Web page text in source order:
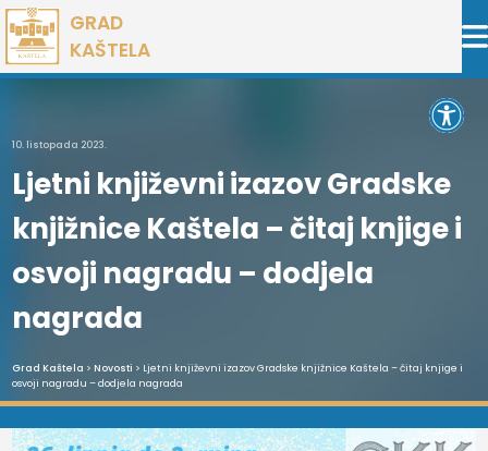
Preskoči
na
sadržaj
GRAD
KAŠTELA
10. listopada 2023.
Ljetni književni izazov Gradske
knjižnice Kaštela – čitaj knjige i
osvoji nagradu – dodjela
nagrada
Grad Kaštela > Novosti > Ljetni književni izazov Gradske knjižnice Kaštela – čitaj knjige i
osvoji nagradu – dodjela nagrada